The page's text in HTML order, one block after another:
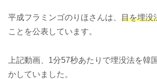
平成フラミンゴのりほさんは、 目を埋没
ことを公表しています。
上記動画、1分57秒あたりで埋没法を韓
かしていました。